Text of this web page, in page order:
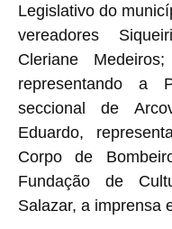
Legislativo do
vereadores
Cleriane
representando a
seccional de
Eduardo,
Corpo de
Fundação de
Salazar, a imprensa